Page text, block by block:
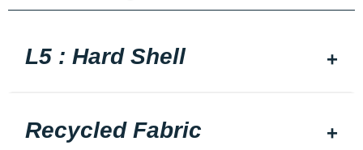
L5 : Hard Shell
Recycled Fabric